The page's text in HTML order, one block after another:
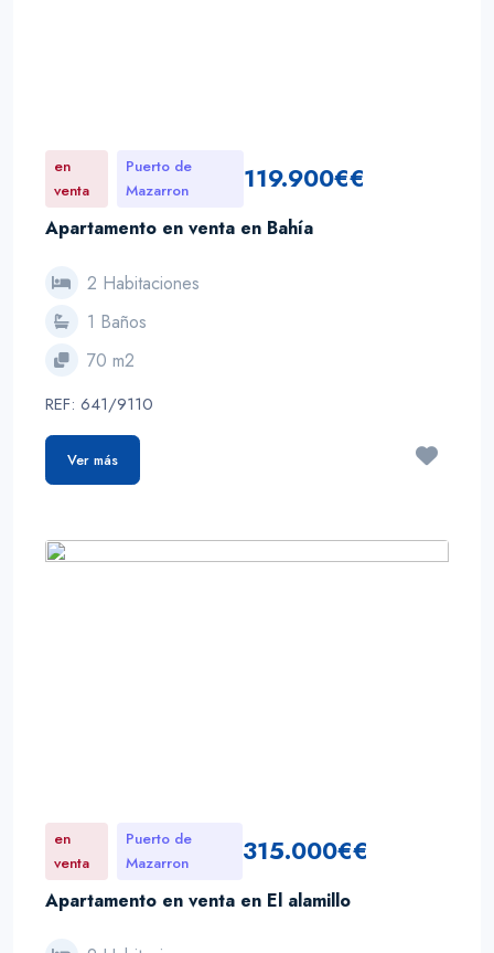
en
venta
Puerto de
Mazarron
119.900€€
Apartamento en venta en Bahía
2 Habitaciones
1 Baños
70 m2
REF: 641/9110
Ver más
en
venta
Puerto de
Mazarron
315.000€€
Apartamento en venta en El alamillo